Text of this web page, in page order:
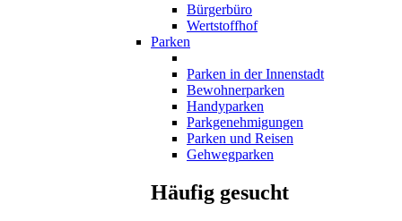
Bürgerbüro
Wertstoffhof
Parken
Parken in der Innenstadt
Bewohnerparken
Handyparken
Parkgenehmigungen
Parken und Reisen
Gehwegparken
Häufig gesucht